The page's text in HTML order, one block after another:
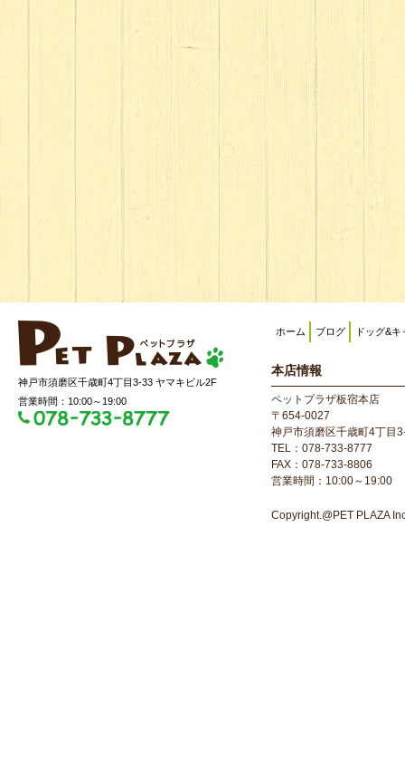
神戸市須磨区千歳町4丁目3-33 ヤマキビル2F
営業時間：10:00～19:00
ホーム ブログ ドッグ&キ
本店情報
ペットプラザ板宿本店
〒654-0027
神戸市須磨区千歳町4丁目
TEL：078-733-8777
FAX：078-733-8806
営業時間：10:00～19:00
Copyright.@PET PLAZA